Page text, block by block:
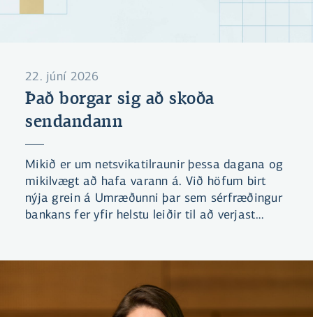
22. júní 2026
Það borgar sig að skoða
sendandann
Mikið er um netsvikatilraunir þessa dagana og
mikilvægt að hafa varann á. Við höfum birt
nýja grein á Umræðunni þar sem sérfræðingur
bankans fer yfir helstu leiðir til að verjast
klækina sem netglæpamenn nota.